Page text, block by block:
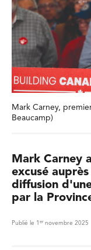
Mark Carney,
Beaucamp)
Mark Carney
excusé
diffusion
par la
Publié le 1 er novembre 2025